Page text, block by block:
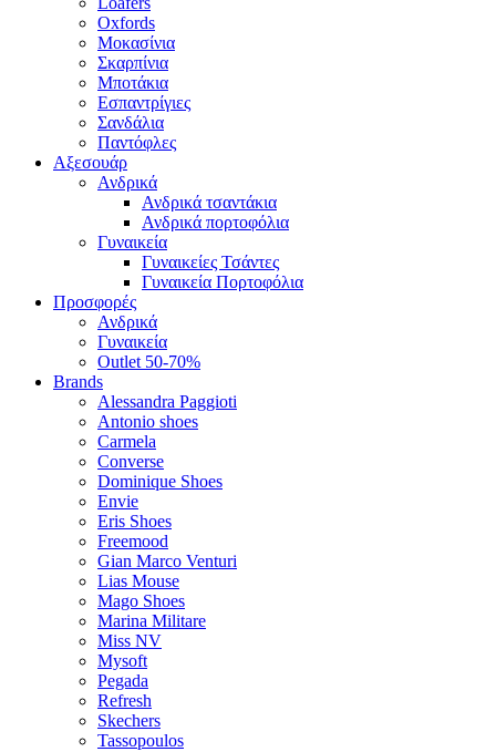
Oxfords
Μοκασίνια
Σκαρπίνια
Μποτάκια
Εσπαντρίγιες
Σανδάλια
Παντόφλες
Αξεσουάρ
Ανδρικά
Ανδρικά τσαντάκια
Ανδρικά πορτοφόλια
Γυναικεία
Γυναικείες Τσάντες
Γυναικεία Πορτοφόλια
Προσφορές
Ανδρικά
Γυναικεία
Outlet 50-70%
Brands
Alessandra Paggioti
Antonio shoes
Carmela
Converse
Dominique Shoes
Envie
Eris Shoes
Freemood
Gian Marco Venturi
Lias Mouse
Mago Shoes
Marina Militare
Miss NV
Mysoft
Pegada
Refresh
Skechers
Tassopoulos